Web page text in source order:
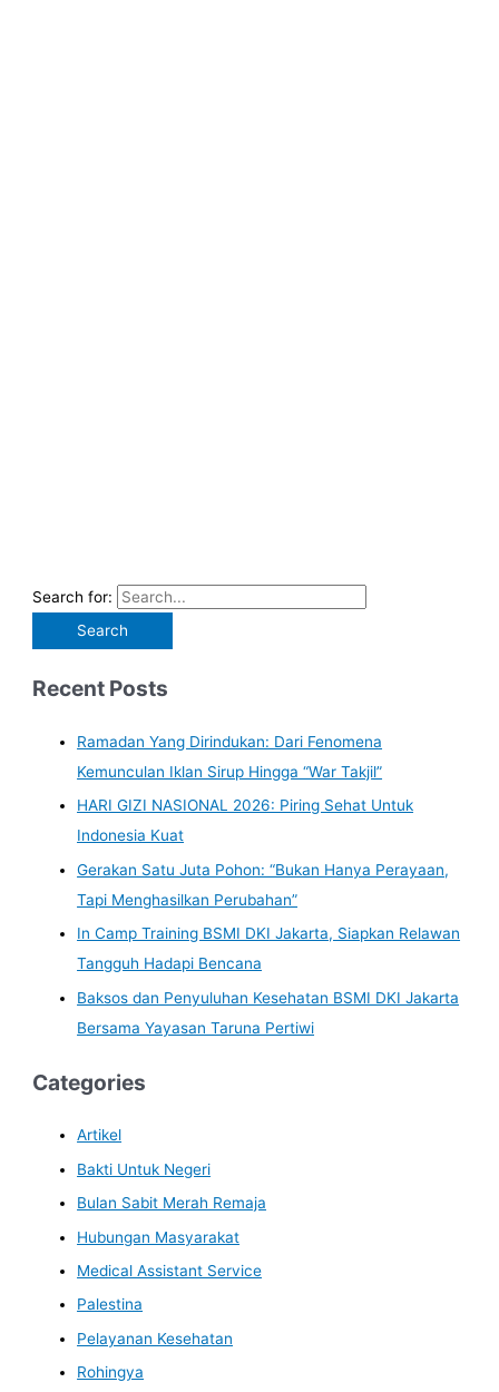
Search for:
Recent Posts
Ramadan Yang Dirindukan: Dari Fenomena
Kemunculan Iklan Sirup Hingga “War Takjil”
HARI GIZI NASIONAL 2026: Piring Sehat Untuk
Indonesia Kuat
Gerakan Satu Juta Pohon: “Bukan Hanya Perayaan,
Tapi Menghasilkan Perubahan”
In Camp Training BSMI DKI Jakarta, Siapkan Relawan
Tangguh Hadapi Bencana
Baksos dan Penyuluhan Kesehatan BSMI DKI Jakarta
Bersama Yayasan Taruna Pertiwi
Categories
Artikel
Bakti Untuk Negeri
Bulan Sabit Merah Remaja
Hubungan Masyarakat
Medical Assistant Service
Palestina
Pelayanan Kesehatan
Rohingya